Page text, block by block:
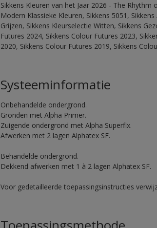
Sikkens Kleuren van het Jaar 2026 - The Rhythm
Modern Klassieke Kleuren, Sikkens 5051,
Grijzen, Sikkens Kleurselectie Witten, Sikkens
Futures 2024, Sikkens Colour Futures 2023,
2020, Sikkens Colour Futures 2019, Sikkens
Systeeminformatie
Onbehandelde ondergrond.
Gronden met Alpha Primer.
Zuigende ondergrond met Alpha Superfix.
Afwerken met 2 lagen Alphatex SF.
Behandelde ondergrond.
Dekkend afwerken met 1 à 2 lagen Alphatex SF.
Voor gedetailleerde toepassingsinstructies